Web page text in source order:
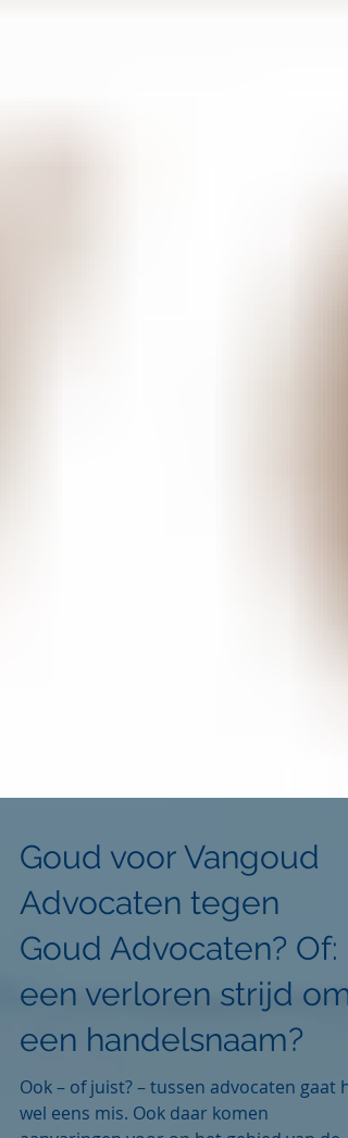
Goud voor Vangoud
Advocaten tegen
Goud Advocaten? Of:
een verloren strijd om
een handelsnaam?
Ook – of juist? – tussen advocaten gaat